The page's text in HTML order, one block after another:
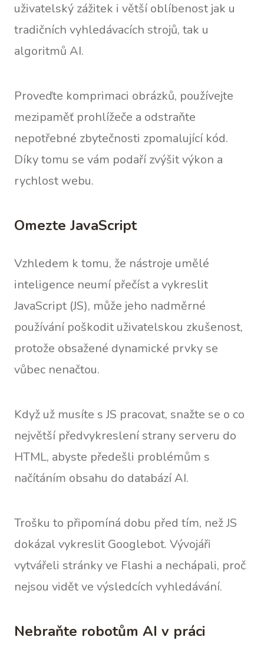
uživatelský zážitek i větší oblíbenost jak u
tradičních vyhledávacích strojů, tak u
algoritmů AI.
Proveďte komprimaci obrázků, používejte
mezipaměť prohlížeče a odstraňte
nepotřebné zbytečnosti zpomalující kód.
Díky tomu se vám podaří zvýšit výkon a
rychlost webu.
Omezte JavaScript
Vzhledem k tomu, že nástroje umělé
inteligence neumí přečíst a vykreslit
JavaScript (JS), může jeho nadměrné
používání poškodit uživatelskou zkušenost,
protože obsažené dynamické prvky se
vůbec nenačtou.
Když už musíte s JS pracovat, snažte se o co
největší předvykreslení strany serveru do
HTML, abyste předešli problémům s
načítáním obsahu do databází AI.
Trošku to připomíná dobu před tím, než JS
dokázal vykreslit Googlebot. Vývojáři
vytvářeli stránky ve Flashi a nechápali, proč
nejsou vidět ve výsledcích vyhledávání.
Nebraňte robotům AI v práci